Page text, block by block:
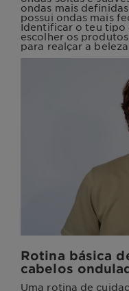
ondas mais
possui ondas mais
Identificar o teu tipo
escolher os
para realçar a
Rotina básica
cabelos
Uma rotina de